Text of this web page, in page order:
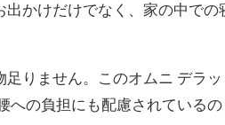
かけだけでなく、家の中での
りません。このオムニ デラッ
への負担にも配慮されているの